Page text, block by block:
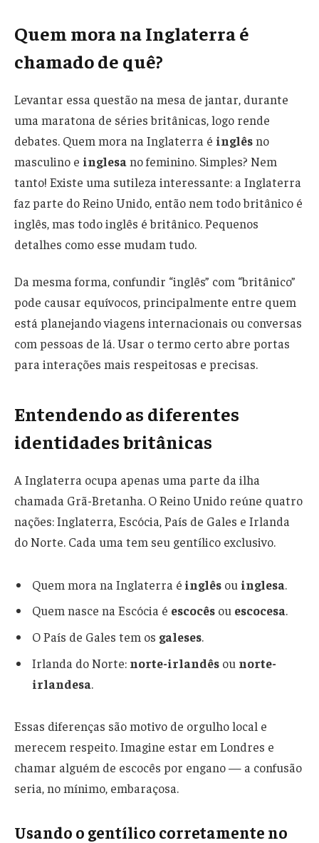
Quem mora na Inglaterra é
chamado de quê?
Levantar essa questão na mesa de jantar, durante
uma maratona de séries britânicas, logo rende
debates. Quem mora na Inglaterra é inglêsno
masculino e inglesano feminino. Simples? Nem
tanto! Existe uma sutileza interessante: a Inglaterra
faz parte do Reino Unido, então nem todo britânico é
inglês, mas todo inglês é britânico. Pequenos
detalhes como esse mudam tudo.
Da mesma forma, confundir “inglês” com “britânico”
pode causar equívocos, principalmente entre quem
está planejando viagens internacionais ou conversas
com pessoas de lá. Usar o termo certo abre portas
para interações mais respeitosas e precisas.
Entendendo as diferentes
identidades britânicas
A Inglaterra ocupa apenas uma parte da ilha
chamada Grã-Bretanha. O Reino Unido reúne quatro
nações: Inglaterra, Escócia, País de Gales e Irlanda
do Norte. Cada uma tem seu gentílico exclusivo.
Quem mora na Inglaterra é inglês ou inglesa.
Quem nasce na Escócia é escocês ou escocesa.
O País de Gales tem os galeses.
Irlanda do Norte: norte-irlandês ou norte-
irlandesa.
Essas diferenças são motivo de orgulho local e
merecem respeito. Imagine estar em Londres e
chamar alguém de escocês por engano — a confusão
seria, no mínimo, embaraçosa.
Usando o gentílico corretamente no